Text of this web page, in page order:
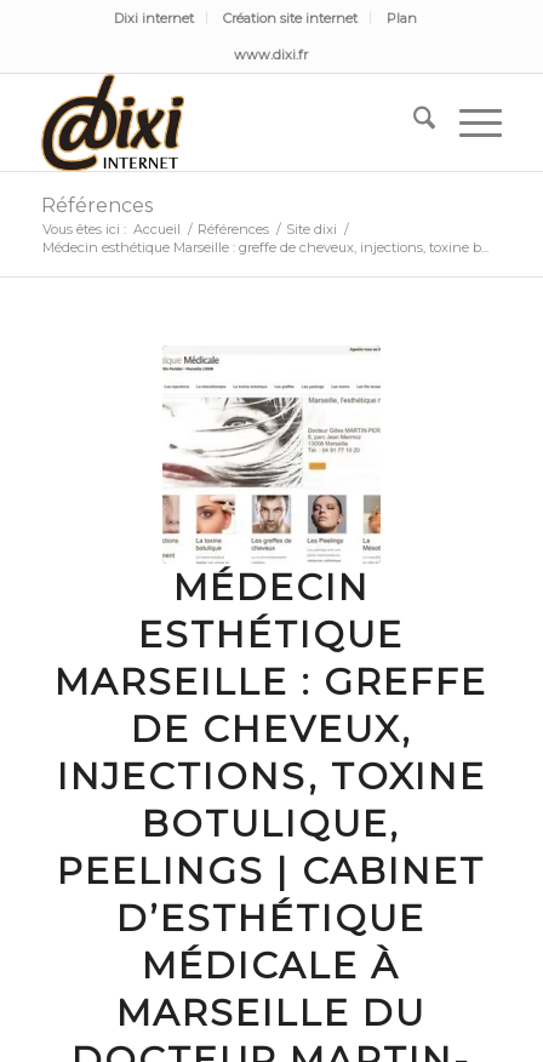
Dixi internet Création site internet Plan
www.dixi.fr
Références
Vous êtes ici : Accueil / Références / Site dixi /
Médecin esthétique Marseille : greffe de cheveux, injections, toxine b...
MÉDECIN
ESTHÉTIQUE
MARSEILLE : GREFFE
DE CHEVEUX,
INJECTIONS, TOXINE
BOTULIQUE,
PEELINGS | CABINET
D’ESTHÉTIQUE
MÉDICALE À
MARSEILLE DU